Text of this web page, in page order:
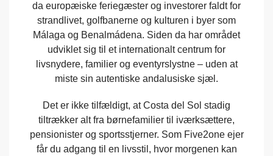
da europæiske feriegæster og investorer faldt for
strandlivet, golfbanerne og kulturen i byer som
Málaga og Benalmádena. Siden da har området
udviklet sig til et internationalt centrum for
livsnydere, familier og eventyrslystne – uden at
miste sin autentiske andalusiske sjæl.
Det er ikke tilfældigt, at Costa del Sol stadig
tiltrækker alt fra børnefamilier til iværksættere,
pensionister og sportsstjerner. Som Five2one ejer
får du adgang til en livsstil, hvor morgenen kan